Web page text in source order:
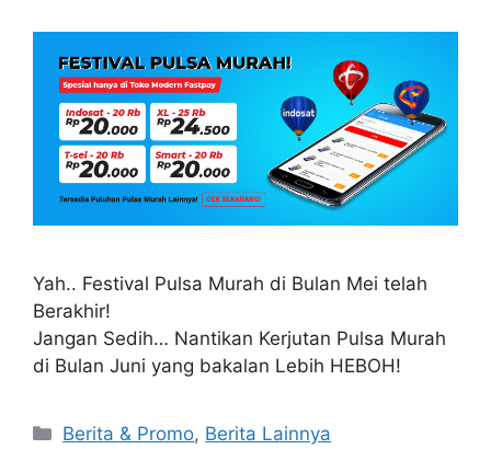
Yah.. Festival Pulsa Murah di Bulan Mei telah
Berakhir!
Jangan Sedih… Nantikan Kerjutan Pulsa Murah
di Bulan Juni yang bakalan Lebih HEBOH!
Berita & Promo, Berita Lainnya